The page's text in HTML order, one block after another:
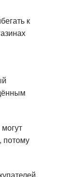
к
потому